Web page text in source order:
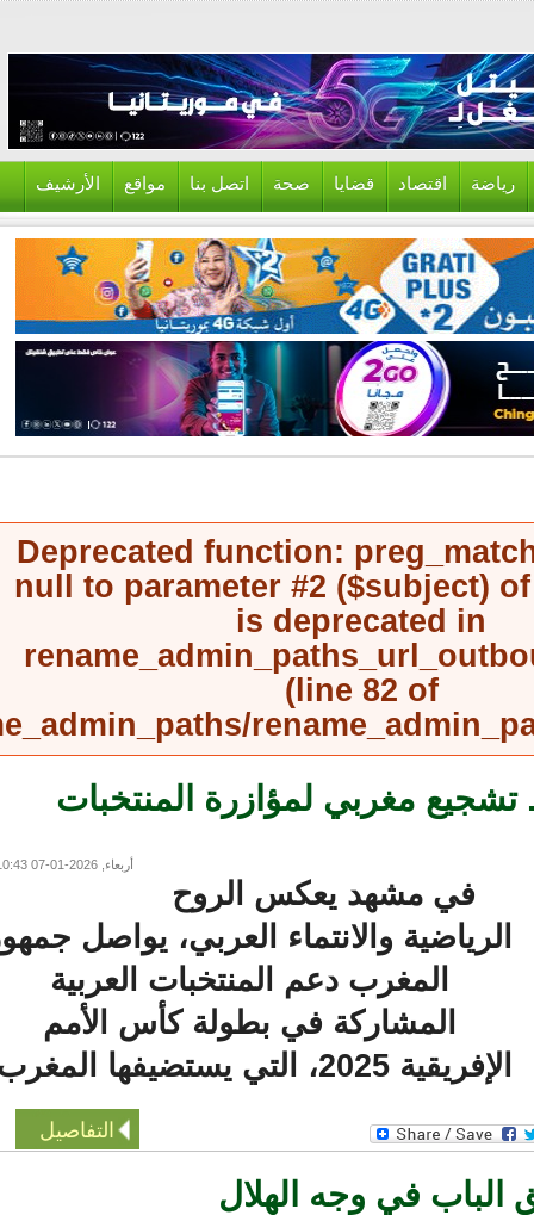
اقتصاد قضايا صحة اتصل بنا مواقع الأرشيف
Deprecated function:
null to parameter #2 ($subject)
is deprecated in
(line82of
مغربي لمؤازرة المنتخبات
أربعاء, 2026-01-07 10:43
في مشهد يعكس الروح
والانتماء العربي، يواصل جمهور
المغرب دعم المنتخبات العربية
المشاركة في بطولة كأس الأمم
2025، التي يستضيفها المغرب.
التفاصيل
في وجه الهلال